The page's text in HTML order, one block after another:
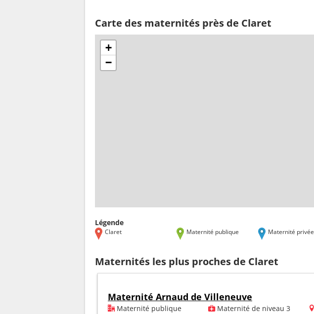
Carte des maternités près de Claret
+
−
Légende
Claret Maternité publique Maternité privée
Maternités les plus proches de Claret
Maternité Arnaud de Villeneuve
Maternité publique Maternité de niveau 3